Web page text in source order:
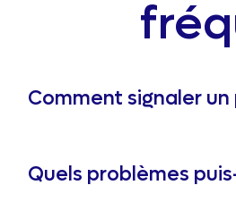
Comment signaler
Quels problèmes